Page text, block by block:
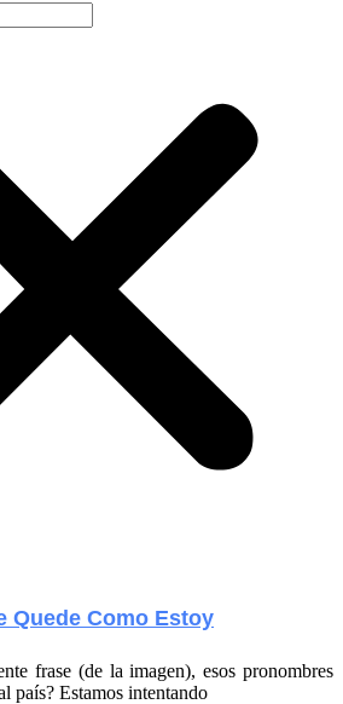
Quede Como Estoy
frase (de la imagen), esos pronombres
país? Estamos intentando